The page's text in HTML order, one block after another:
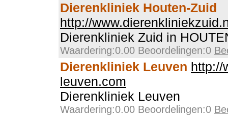
Dierenkliniek Houten-Zuid
http://
Dierenkliniek Zuid in
Waardering:0.00 Beoordelingen:0
Dierenkliniek Leuven http://
leuven.com
Dierenkliniek Leuven
Waardering:0.00 Beoordelingen:0